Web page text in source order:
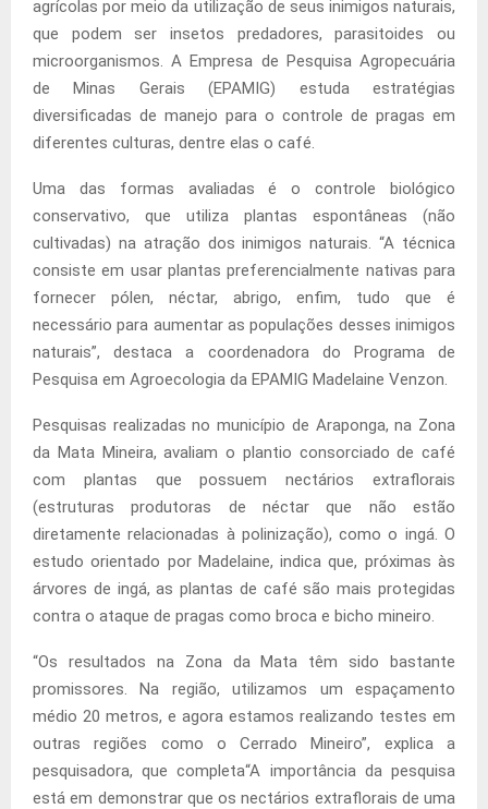
agrícolas por meio da utilização de seus inimigos naturais,
que podem ser insetos predadores, parasitoides ou
microorganismos. A Empresa de Pesquisa Agropecuária
de Minas Gerais (EPAMIG) estuda estratégias
diversificadas de manejo para o controle de pragas em
diferentes culturas, dentre elas o café.
Uma das formas avaliadas é o controle biológico
conservativo, que utiliza plantas espontâneas (não
cultivadas) na atração dos inimigos naturais. “A técnica
consiste em usar plantas preferencialmente nativas para
fornecer pólen, néctar, abrigo, enfim, tudo que é
necessário para aumentar as populações desses inimigos
naturais”, destaca a coordenadora do Programa de
Pesquisa em Agroecologia da EPAMIG Madelaine Venzon.
Pesquisas realizadas no município de Araponga, na Zona
da Mata Mineira, avaliam o plantio consorciado de café
com plantas que possuem nectários extraflorais
(estruturas produtoras de néctar que não estão
diretamente relacionadas à polinização), como o ingá. O
estudo orientado por Madelaine, indica que, próximas às
árvores de ingá, as plantas de café são mais protegidas
contra o ataque de pragas como broca e bicho mineiro.
“Os resultados na Zona da Mata têm sido bastante
promissores. Na região, utilizamos um espaçamento
médio 20 metros, e agora estamos realizando testes em
outras regiões como o Cerrado Mineiro”, explica a
pesquisadora, que completa“A importância da pesquisa
está em demonstrar que os nectários extraflorais de uma